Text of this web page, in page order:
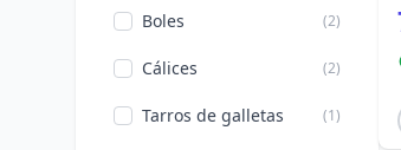
Boles (2)
Cálices (2)
Tarros de galletas (1)